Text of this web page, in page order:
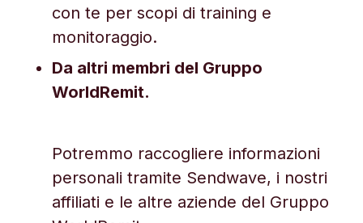
con te per scopi di training e
monitoraggio.
Da altri membri del Gruppo
WorldRemit.
Potremmo raccogliere informazioni
personali tramite Sendwave, i nostri
affiliati e le altre aziende del Gruppo